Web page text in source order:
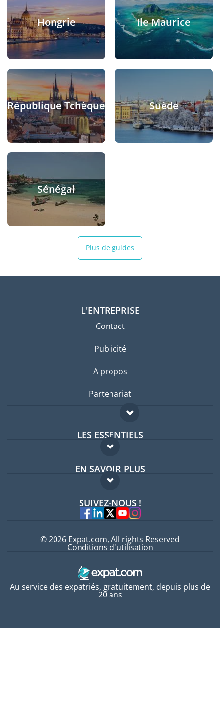
Hongrie Ile Maurice
République Tchèque Suède
Sénégal
Plus de guides
L'ENTREPRISE
Contact
Publicité
A propos
Partenariat
LES ESSENTIELS
Forum expatriés
Guides pays
EN SAVOIR PLUS
FAQ
Experts
SUIVEZ-NOUS !
Au service des expatriés, gratuitement, depuis plus de
20 ans
© 2026 Expat.com, All rights Reserved
Conditions d'utilisation